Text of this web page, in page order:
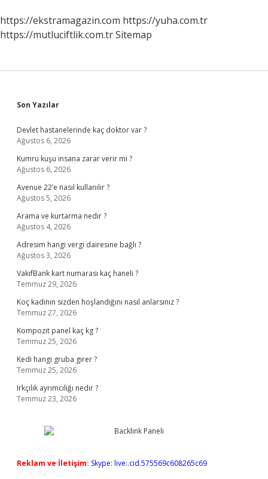
https://ekstramagazin.com https://yuha.com.tr
https://mutluciftlik.com.trSitemap
Sidebar
Son Yazılar
Devlet hastanelerinde kaç doktor var ?
Ağustos 6, 2026
Kumru kuşu insana zarar verir mi ?
Ağustos 6, 2026
Avenue 22’e nasıl kullanılır ?
Ağustos 5, 2026
Arama ve kurtarma nedir ?
Ağustos 4, 2026
Adresim hangi vergi dairesine bağlı ?
Ağustos 3, 2026
VakıfBank kart numarası kaç haneli ?
Temmuz 29, 2026
Koç kadının sizden hoşlandığını nasıl anlarsınız ?
Temmuz 27, 2026
Kompozit panel kaç kg ?
Temmuz 25, 2026
Kedi hangi gruba girer ?
Temmuz 25, 2026
Irkçılık ayrımcılığı nedir ?
Temmuz 23, 2026
Reklam ve İletişim: Skype: live:.cid.575569c608265c69